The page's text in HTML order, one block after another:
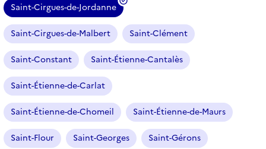
Saint-Cirgues-de-Jordanne
(
f
i
l
t
r
e
s
Saint-Cirgues-de-Malbert Saint-Clément
Saint-Constant Saint-Étienne-Cantalès
Saint-Étienne-de-Carlat
Saint-Étienne-de-Chomeil Saint-Étienne-de-Maurs
Saint-Flour Saint-Georges Saint-Gérons